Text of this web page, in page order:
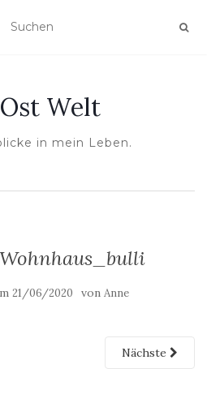
Welt
in mein Leben.
21/06/2020 von Anne
Nächste